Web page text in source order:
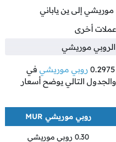
إلى ين ياباني
عملات أخرى
موريشي
0.2975 روبي موريشي في
والجدول التالي يوضح أسعار
روبي موريشي MUR
0.30 روبي موريشي